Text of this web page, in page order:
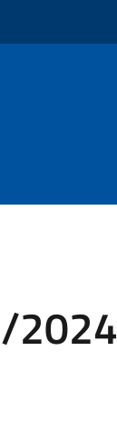
2024